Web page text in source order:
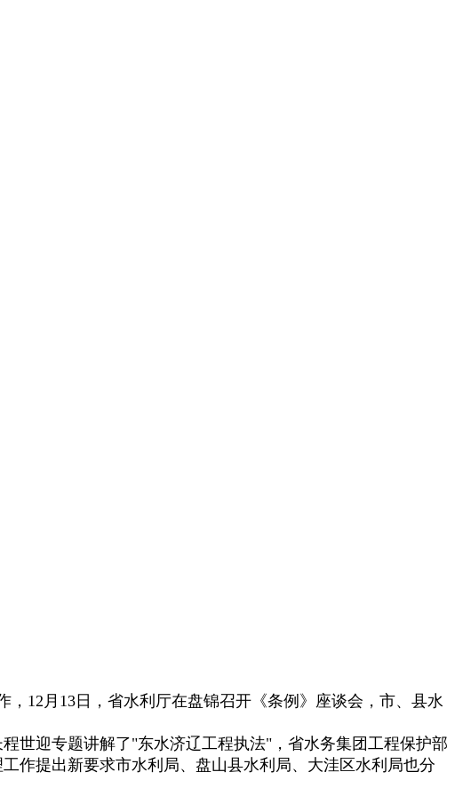
， 12 月 13日，省水利厅在盘锦召开《条例》座谈会，市、县水
世迎专题讲解了"东水济辽工程执法"，省水务集团工程保护部
作提出新要求市水利局、盘山县水利局、大洼区水利局也分